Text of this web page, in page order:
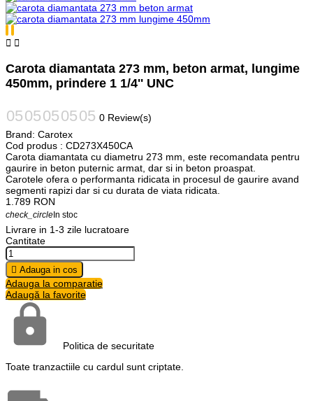
 
Carota diamantata 273 mm, beton armat, lungime
450mm, prindere 1 1/4'' UNC
0 Review(s)
Brand: Carotex
Cod produs : CD273X450CA
Carota diamantata cu diametru 273 mm, este recomandata pentru
gaurire in beton puternic armat, dar si in beton proaspat.
Carotele ofera o performanta ridicata in procesul de gaurire avand
segmenti rapizi dar si cu durata de viata ridicata.
1.789 RON
check_circle In stoc
Livrare in 1-3 zile lucratoare
Cantitate
 Adauga in cos
Adauga la comparatie
Adaugă la favorite
Politica de securitate
Toate tranzactiile cu cardul sunt criptate.